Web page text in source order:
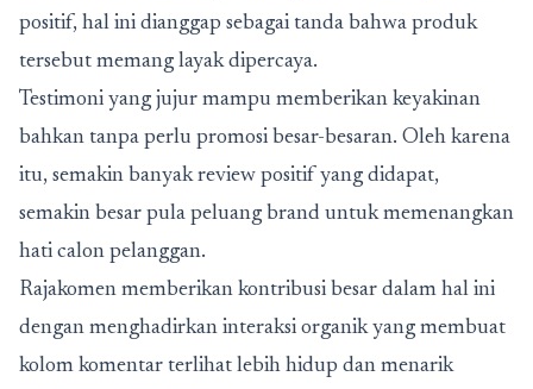
positif, hal ini dianggap sebagai tanda bahwa produk
tersebut memang layak dipercaya.
Testimoni yang jujur mampu memberikan keyakinan
bahkan tanpa perlu promosi besar-besaran. Oleh karena
itu, semakin banyak review positif yang didapat,
semakin besar pula peluang brand untuk memenangkan
hati calon pelanggan.
Rajakomen memberikan kontribusi besar dalam hal ini
dengan menghadirkan interaksi organik yang membuat
kolom komentar terlihat lebih hidup dan menarik